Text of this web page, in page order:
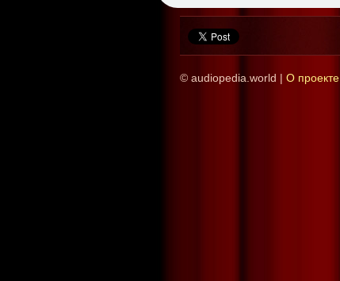
© audiopedia.world | О проекте